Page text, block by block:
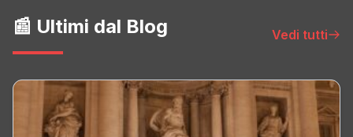
📰 Ultimi dal Blog Vedi tutti